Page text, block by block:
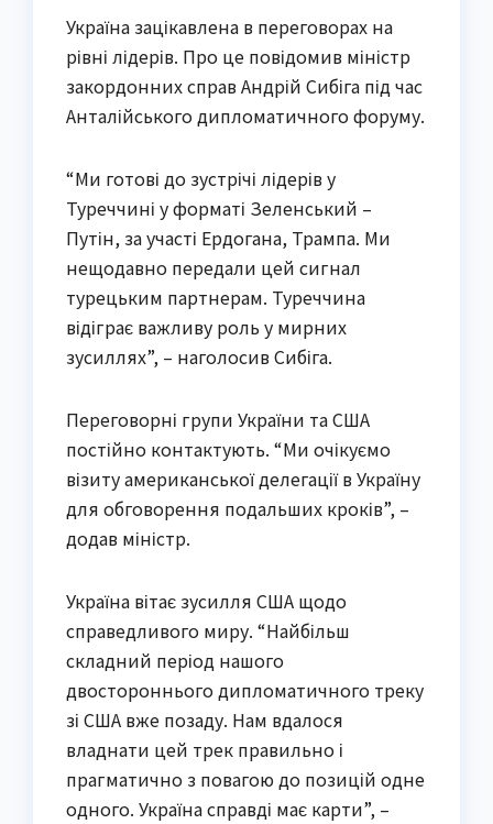
Україна зацікавлена в переговорах на
рівні лідерів. Про це повідомив міністр
закордонних справ Андрій Сибіга під час
Анталійського дипломатичного форуму.
“Ми готові до зустрічі лідерів у
Туреччині у форматі Зеленський –
Путін, за участі Ердогана, Трампа. Ми
нещодавно передали цей сигнал
турецьким партнерам. Туреччина
відіграє важливу роль у мирних
зусиллях”, – наголосив Сибіга.
Переговорні групи України та США
постійно контактують. “Ми очікуємо
візиту американської делегації в Україну
для обговорення подальших кроків”, –
додав міністр.
Україна вітає зусилля США щодо
справедливого миру. “Найбільш
складний період нашого
двостороннього дипломатичного треку
зі США вже позаду. Нам вдалося
владнати цей трек правильно і
прагматично з повагою до позицій одне
одного. Україна справді має карти”, –